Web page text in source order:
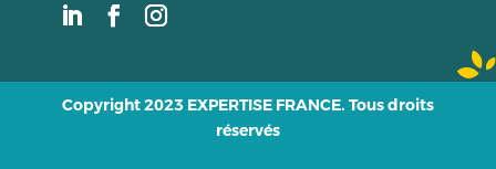
Copyright 2023 EXPERTISE FRANCE. Tous droits
réservés